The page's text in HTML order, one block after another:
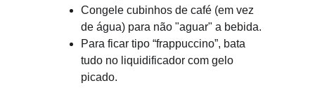
Congele cubinhos de café (em vez
de água) para não "aguar" a bebida.
Para ficar tipo “frappuccino”, bata
tudo no liquidificador com gelo
picado.